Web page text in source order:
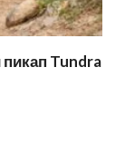
Tundra